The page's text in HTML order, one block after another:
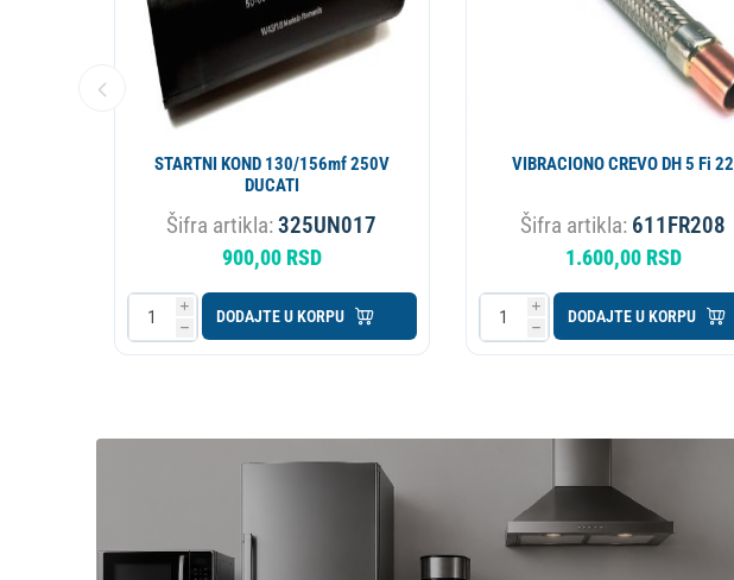
STARTNI KOND 130/156mf 250V
DUCATI
Šifra artikla:325UN017
900,00 RSD
i
h
DODAJTE U KORPU
VIBRACIONO CREVO DH 5 Fi 22
Šifra artikla: 611FR208
1.600,00 RSD
i
h
DODAJTE U KORPU